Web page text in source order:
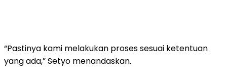
“Pastinya kami melakukan proses sesuai ketentuan
yang ada,” Setyo menandaskan.